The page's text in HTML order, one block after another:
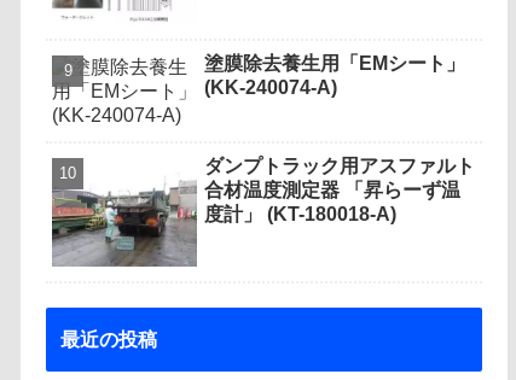
塗膜除去養生用「EMシート」
(KK-240074-A)
ダンプトラック用アスファルト
合材温度測定器 「昇らーず温
度計」 (KT-180018-A)
最近の投稿